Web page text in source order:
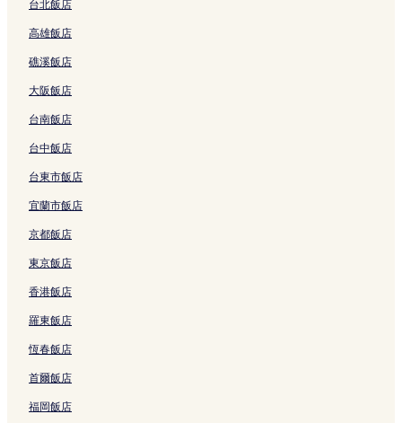
使館區 5 星級飯店
使館區 2 星級飯店
使館區 4 星級飯店
拉瑪 9 路 3 星級飯店
拉瑪 9 路 2 星級飯店
拉瑪 9 路 4 星級飯店
吞馬哈媚 2 星級飯店
匯權 3 星級飯店
匯權 4 星級飯店
空丹 3 星級飯店
空丹 5 星級飯店
台北飯店
高雄飯店
礁溪飯店
大阪飯店
台南飯店
台中飯店
台東市飯店
宜蘭市飯店
京都飯店
東京飯店
香港飯店
羅東飯店
恆春飯店
首爾飯店
福岡飯店